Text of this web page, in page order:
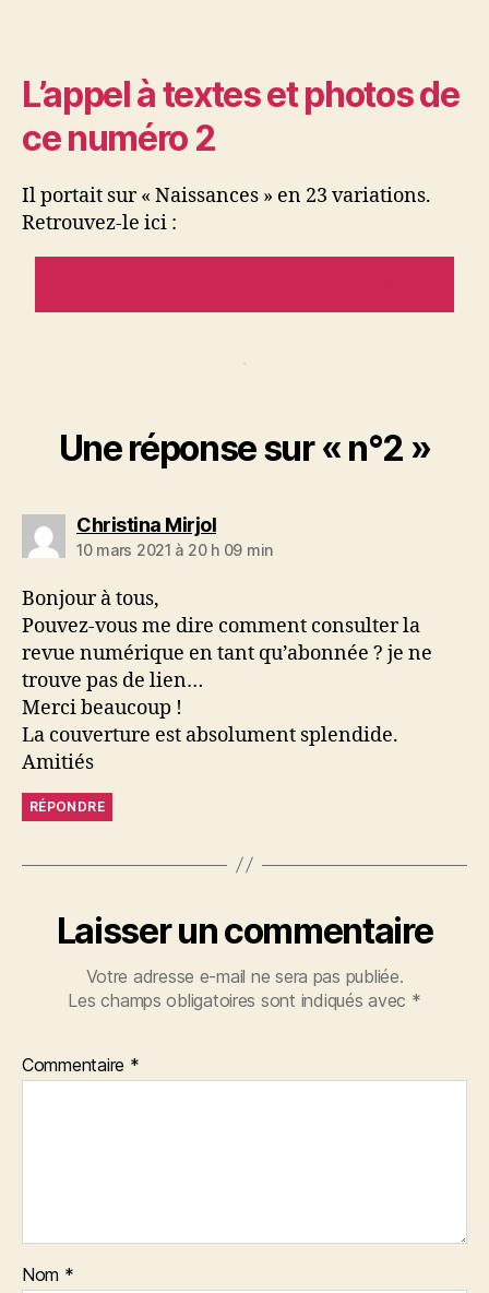
L’appel à textes et photos de
ce numéro 2
Il portait sur « Naissances » en 23 variations.
Retrouvez-le ici :
.
Une réponse sur « n°2 »
Christina Mirjoldit :
10 mars 2021 à 20 h 09 min
Bonjour à tous,
Pouvez-vous me dire comment consulter la
revue numérique en tant qu’abonnée ? je ne
trouve pas de lien…
Merci beaucoup !
La couverture est absolument splendide.
Amitiés
RÉPONDRE
Laisser un commentaire
Votre adresse e-mail ne sera pas publiée.
Les champs obligatoires sont indiqués avec *
Commentaire *
Nom *